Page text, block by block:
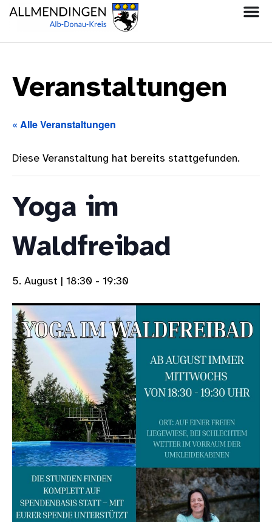
Veranstaltungen
« Alle Veranstaltungen
Diese Veranstaltung hat bereits stattgefunden.
Yoga im
Waldfreibad
5. August | 18:30 - 19:30